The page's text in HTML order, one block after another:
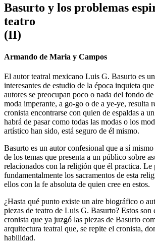
Basurto y los problemas
teatro
(II)
Armando de Maria y Campos
El autor teatral mexicano Luis G. Basurto es
interesantes de estudio de la época inquieta
autores se preocupan poco o nada del fondo
moda imperante, a go-go o de a ye-ye, resulta
cronista encontrarse con quien de espaldas a
habrá de pasar como todas las modas o los
artístico han sido, está seguro de él mismo.
Basurto es un autor confesional que a sí
de los temas que presenta a un público sobre
relacionados con la religión que él practica. Le
fundamentalmente los sacramentos de esta
ellos con la fe absoluta de quien cree en estos.
¿Hasta qué punto existe un aire biográfico o
piezas de teatro de Luis G. Basurto? Estos son
cronista que ya juzgó las piezas de Basurto
arquitectura teatral que, se repite el cronista,
habilidad.